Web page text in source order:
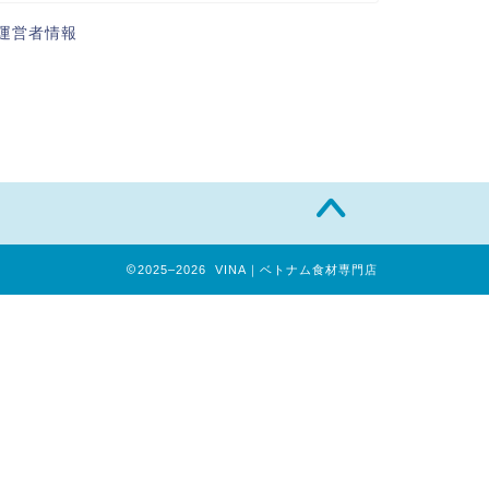
営者情報
2025–2026 VINA｜ベトナム食材専門店